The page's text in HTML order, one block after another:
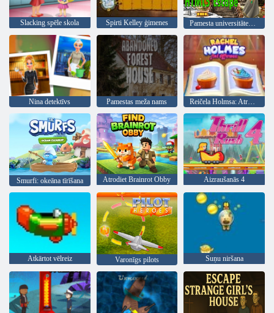
Slacking spēle skola Spirti Kelley ģimenes Pamesta universitātes html5 aizbēgšana
Nina detektīvs Pamestas meža nams Reičela Holmsa: Atrodi atšķirības
Smurfi: okeāna tīrīšana Atrodiet Brainrot Obby Aizraušanās 4
Atkārtot vēlreiz Varonīgs pilots Suņu niršana